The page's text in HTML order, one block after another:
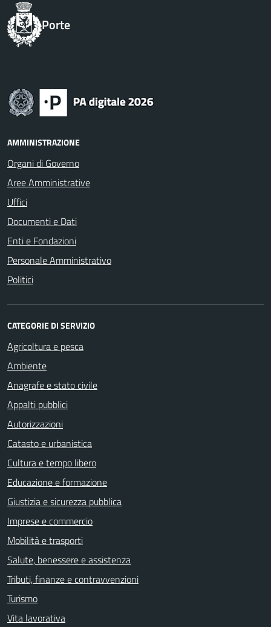
Porte
AMMINISTRAZIONE
Organi di Governo
Aree Amministrative
Uffici
Documenti e Dati
Enti e Fondazioni
Personale Amministrativo
Politici
CATEGORIE DI SERVIZIO
Agricoltura e pesca
Ambiente
Anagrafe e stato civile
Appalti pubblici
Autorizzazioni
Catasto e urbanistica
Cultura e tempo libero
Educazione e formazione
Giustizia e sicurezza pubblica
Imprese e commercio
Mobilità e trasporti
Salute, benessere e assistenza
Tributi, finanze e contravvenzioni
Turismo
Vita lavorativa